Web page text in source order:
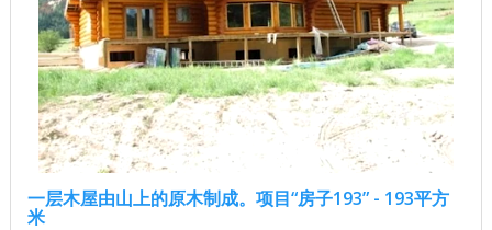
一层木屋由山上的原木制成。项目“房子193” - 193平方
米